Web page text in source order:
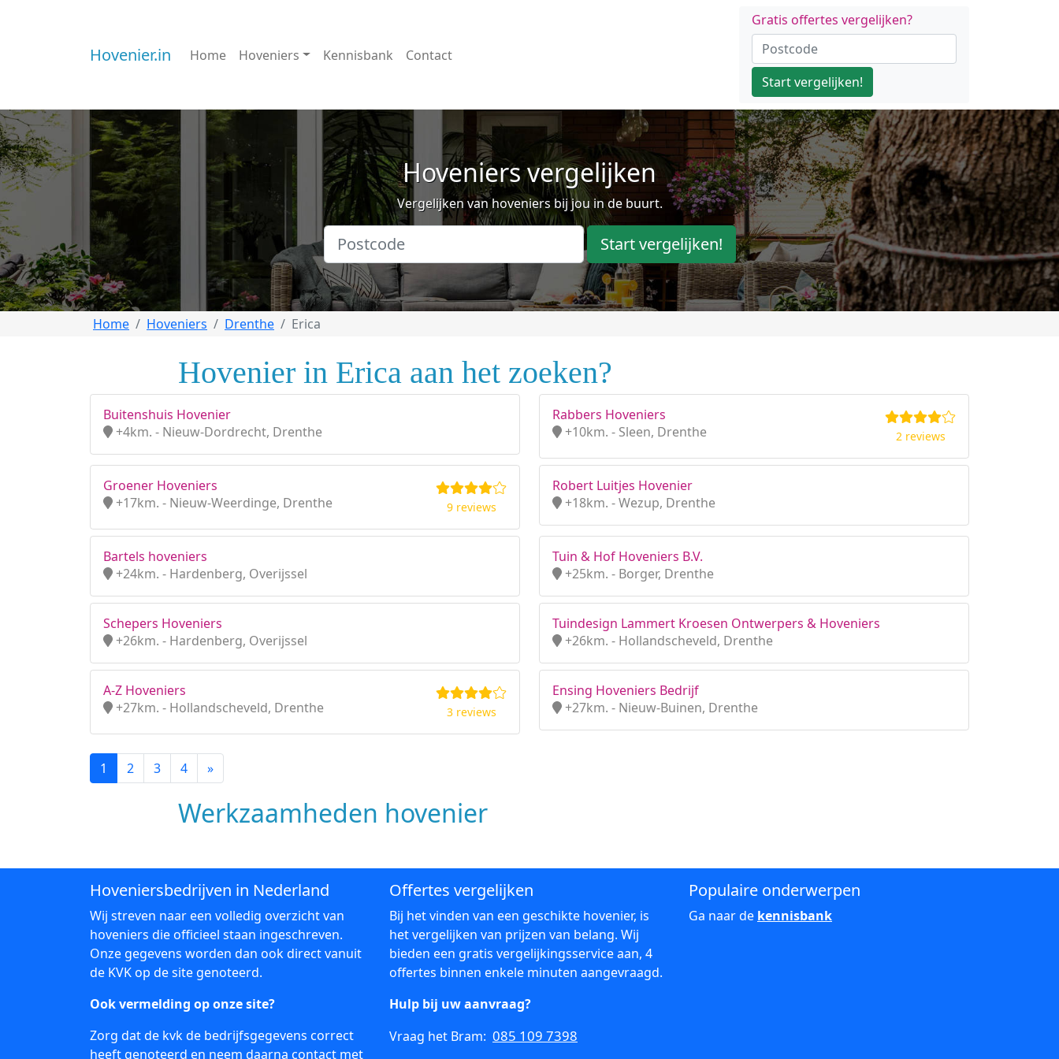
Hovenier.in Home Hoveniers Kennisbank Contact
Gratis offertes vergelijken?
Start vergelijken!
Hoveniers vergelijken
Vergelijken van hoveniers bij jou in de buurt.
Start vergelijken!
Home Hoveniers Drenthe Erica
Hovenier in Erica aan het zoeken?
Buitenshuis Hovenier
+4km. - Nieuw-Dordrecht, Drenthe
Rabbers Hoveniers
+10km. - Sleen, Drenthe
2 reviews
Groener Hoveniers
+17km. - Nieuw-Weerdinge, Drenthe
9 reviews
Robert Luitjes Hovenier
+18km. - Wezup, Drenthe
Bartels hoveniers
+24km. - Hardenberg, Overijssel
Tuin & Hof Hoveniers B.V.
+25km. - Borger, Drenthe
Schepers Hoveniers
+26km. - Hardenberg, Overijssel
Tuindesign Lammert Kroesen Ontwerpers & Hoveniers
+26km. - Hollandscheveld, Drenthe
A-Z Hoveniers
+27km. - Hollandscheveld, Drenthe
3 reviews
Ensing Hoveniers Bedrijf
+27km. - Nieuw-Buinen, Drenthe
1 2 3 4 »
Werkzaamheden hovenier
Hoveniersbedrijven in Nederland
Wij streven naar een volledig overzicht van
hoveniers die officieel staan ingeschreven.
Onze gegevens worden dan ook direct vanuit
de KVK op de site genoteerd.
Ook vermelding op onze site?
Zorg dat de kvk de bedrijfsgegevens correct
heeft genoteerd en neem daarna contact met
Offertes vergelijken
Bij het vinden van een geschikte hovenier, is
het vergelijken van prijzen van belang. Wij
bieden een gratis vergelijkingsservice aan, 4
offertes binnen enkele minuten aangevraagd.
Hulp bij uw aanvraag?
Vraag het Bram: 085 109 7398
Populaire onderwerpen
Ga naar de kennisbank